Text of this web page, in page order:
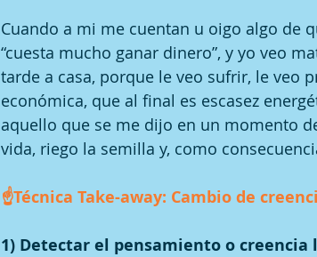
Cuando a mi me cuentan u oigo algo de
“cuesta mucho ganar dinero”, y yo veo
tarde a casa, porque le veo sufrir, le veo
económica, que al final es escasez
aquello que se me dijo en un momento
vida, riego la semilla y, como
☝Técnica Take-away: Cambio de
1) Detectar el pensamiento o